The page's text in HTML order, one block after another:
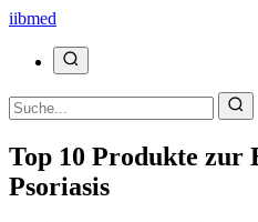
iibmed
Top 10 Produkte zur
Psoriasis